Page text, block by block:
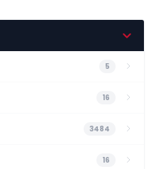
5
16
3484
16